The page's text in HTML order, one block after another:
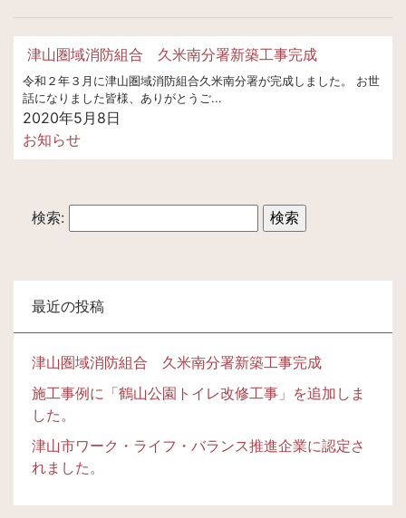
津山圏域消防組合 久米南分署新築工事完成
令和２年３月に津山圏域消防組合久米南分署が完成しました。 お世
話になりました皆様、ありがとうご...
2020年5月8日
お知らせ
検索:
最近の投稿
津山圏域消防組合 久米南分署新築工事完成
施工事例に「鶴山公園トイレ改修工事」を追加しま
した。
津山市ワーク・ライフ・バランス推進企業に認定さ
れました。